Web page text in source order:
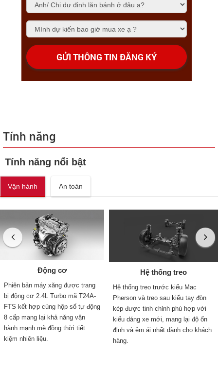
GỬI THÔNG TIN ĐĂNG KÝ
Tính năng
Tính năng nổi bật
Vận hành An toàn
Động cơ
Phiên bản máy xăng được trang
bị động cơ 2.4L Turbo mã T24A-
FTS kết hợp cùng hộp số tự động
8 cấp mang lại khả năng vận
hành mạnh mẽ đồng thời tiết
kiệm nhiên liệu.
Hệ thống treo
Hệ thống treo trước kiểu Mac
Pherson và treo sau kiểu tay đòn
kép được tinh chỉnh phù hợp với
kiểu dáng xe mới, mang lại độ ổn
định và êm ái nhất dành cho khách
hàng.